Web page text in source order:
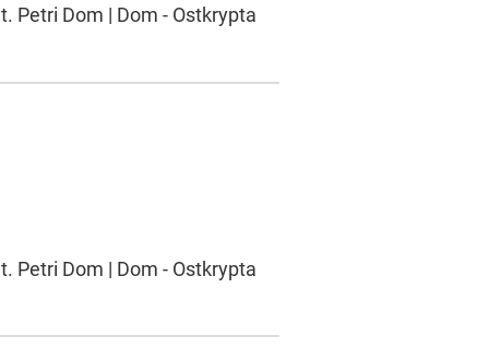
Petri Dom | Dom - Ostkrypta
Petri Dom | Dom - Ostkrypta